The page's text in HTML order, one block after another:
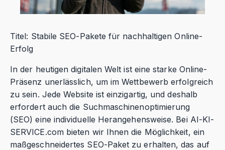
Titel: Stabile SEO-Pakete für nachhaltigen Online-
Erfolg
In der heutigen digitalen Welt ist eine starke Online-
Präsenz unerlässlich, um im Wettbewerb erfolgreich
zu sein. Jede Website ist einzigartig, und deshalb
erfordert auch die Suchmaschinenoptimierung
(SEO) eine individuelle Herangehensweise. Bei AI-KI-
SERVICE.com bieten wir Ihnen die Möglichkeit, ein
maßgeschneidertes SEO-Paket zu erhalten, das auf